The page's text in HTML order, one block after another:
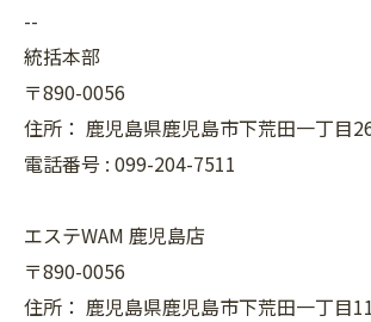
--
統括本部
〒890-0056
住所： 鹿児島県鹿児島市下荒田一丁目
電話番号 : 099-204-7511
エステWAM 鹿児島店
〒890-0056
住所： 鹿児島県鹿児島市下荒田一丁目